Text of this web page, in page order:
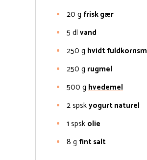
20 g frisk gær
5 dl vand
250 g hvidt
250 g rugmel
500 g hvedemel
2spskyogurt naturel
1 spsk olie
8 g fint salt